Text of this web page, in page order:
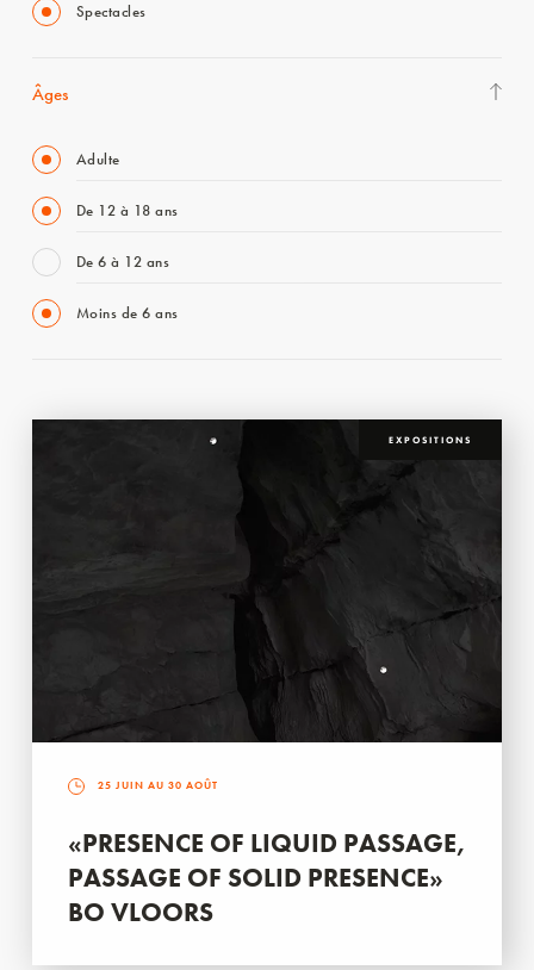
Spectacles
Âges
Adulte
De 12 à 18 ans
De 6 à 12 ans
Moins de 6 ans
EXPOSITIONS
25 JUIN AU 30 AOÛT
«PRESENCE OF LIQUID PASSAGE,
PASSAGE OF SOLID PRESENCE»
BO VLOORS